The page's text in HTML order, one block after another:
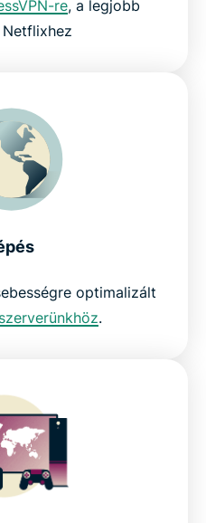
a Netflix-szel?
t Netflixhez, kockázatok
re, a legjobb
optimalizált
szerverünkhöz.